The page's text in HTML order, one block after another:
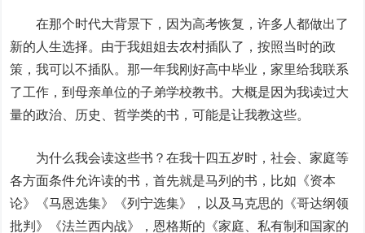
在那个时代大背景下，因为高考恢复，许多人都做出了
新的人生选择。由于我姐姐去农村插队了，按照当时的政
策，我可以不插队。那一年我刚好高中毕业，家里给我联系
了工作，到母亲单位的子弟学校教书。大概是因为我读过大
量的政治、历史、哲学类的书，可能是让我教这些。
为什么我会读这些书？在我十四五岁时，社会、家庭等
各方面条件允许读的书，首先就是马列的书，比如《资本
论》《马恩选集》《列宁选集》，以及马克思的《哥达纲领
批判》《法兰西内战》，恩格斯的《家庭、私有制和国家的